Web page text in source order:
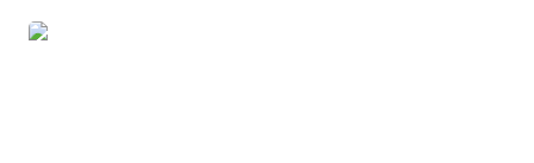
Maurer Klimes Ákos